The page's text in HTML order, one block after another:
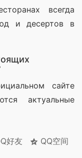
всегда
и десертов в
сайте
актуальные
好友
QQ空间